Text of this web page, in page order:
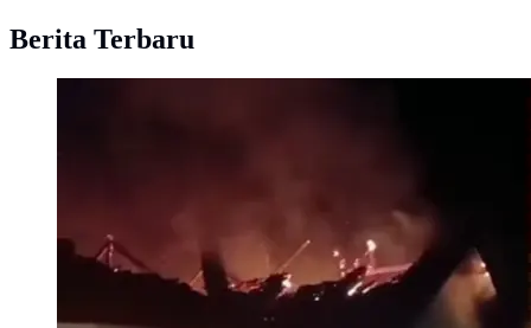
Berita Terbaru